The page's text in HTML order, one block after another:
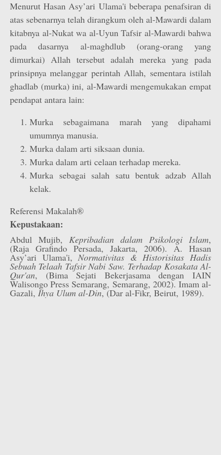
Menurut Hasan Asy’ari Ulama'i beberapa penafsiran di
atas sebenarnya telah dirangkum oleh al-Mawardi dalam
kitabnya al-Nukat wa al-Uyun Tafsir al-Mawardi bahwa
pada dasarnya al-maghdlub (orang-orang yang
dimurkai) Allah tersebut adalah mereka yang pada
prinsipnya melanggar perintah Allah, sementara istilah
ghadlab (murka) ini, al-Mawardi mengemukakan empat
pendapat antara lain:
Murka sebagaimana marah yang dipahami
umumnya manusia.
Murka dalam arti siksaan dunia.
Murka dalam arti celaan terhadap mereka.
Murka sebagai salah satu bentuk adzab Allah
kelak.
Referensi Makalah®
Kepustakaan:
Abdul Mujib, Kepribadian dalam Psikologi Islam,
(Raja Grafindo Persada, Jakarta, 2006). A. Hasan
Asy’ari Ulama'i,Normativitas & Historisitas Hadis
Sebuah Telaah Tafsir Nabi Saw. Terhadap Kosakata Al-
Qur'an, (Bima Sejati Bekerjasama dengan IAIN
Walisongo Press Semarang, Semarang, 2002). Imam al-
Gazali, Ihya Ulum al-Din, (Dar al-Fikr, Beirut, 1989).